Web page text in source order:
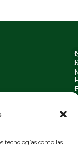
tecnologías como las